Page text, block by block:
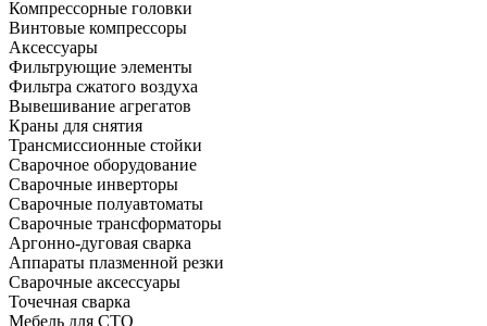
Компрессорные головки
Винтовые компрессоры
Аксессуары
Фильтрующие элементы
Фильтра сжатого воздуха
Вывешивание агрегатов
Краны для снятия
Трансмиссионные стойки
Сварочное оборудование
Сварочные инверторы
Сварочные полуавтоматы
Сварочные трансформаторы
Аргонно-дуговая сварка
Аппараты плазменной резки
Сварочные аксессуары
Точечная сварка
Мебель для СТО